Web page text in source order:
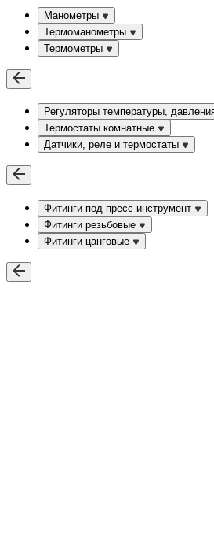
Манометры
Термоманометры
Термометры
Регуляторы температуры,
Термостаты комнатные
Датчики, реле и термостаты
Фитинги под пресс-инструмент
Фитинги резьбовые
Фитинги цанговые